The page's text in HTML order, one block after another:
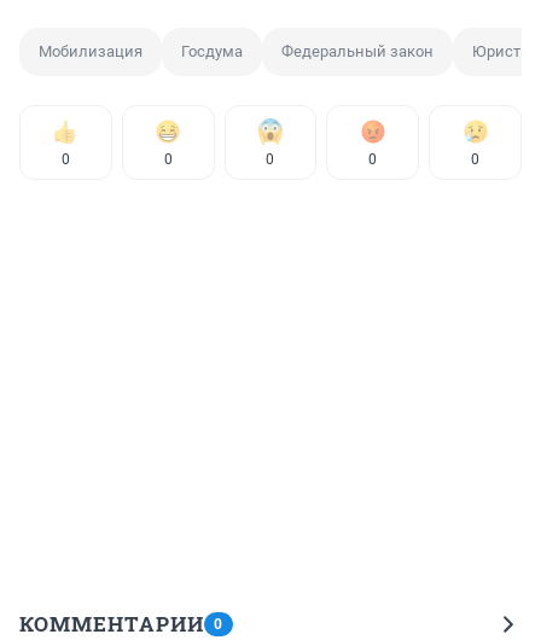
Мобилизация Госдума Федеральный закон Юрист
0 0 0 0 0
КОММЕНТАРИИ 0